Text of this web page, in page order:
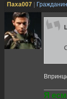
Паха007
Я